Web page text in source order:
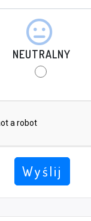
NEUTRALNY
Wyślij